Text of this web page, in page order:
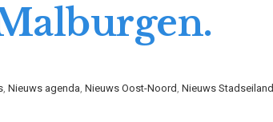
, Nieuws agenda, Nieuws Oost-Noord , Nieuws Stadseiland